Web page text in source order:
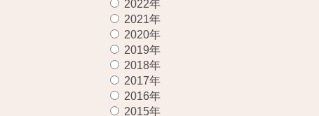
2022年
2021年
2020年
2019年
2018年
2017年
2016年
2015年